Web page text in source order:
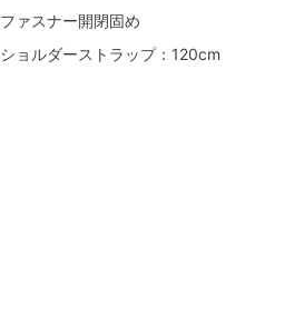
ファスナー開閉固め
ショルダーストラップ：120cm